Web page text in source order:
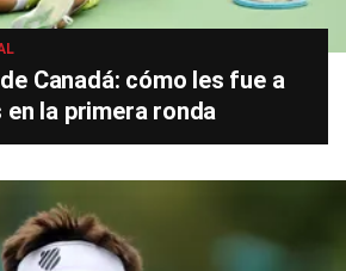
Canadá: cómo les fue a
en la primera ronda